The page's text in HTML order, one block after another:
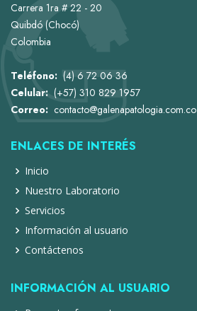
Carrera 1ra # 22 - 20
Quibdó (Chocó)
Colombia
Teléfono: (4) 6 72 06 36
Celular: (+57) 310 829 1957
Correo: contacto@galenapatologia.com.co
ENLACES DE INTERÉS
Inicio
Nuestro Laboratorio
Servicios
Información al usuario
Contáctenos
INFORMACIÓN AL USUARIO